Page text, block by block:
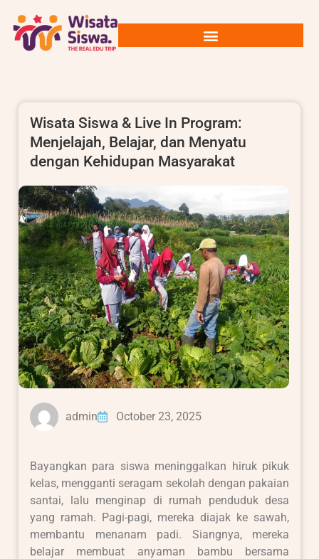
Wisata Siswa & Live In Program:
Menjelajah, Belajar, dan Menyatu
dengan Kehidupan Masyarakat
admin October 23, 2025
Bayangkan para siswa meninggalkan hiruk pikuk
kelas, mengganti seragam sekolah dengan pakaian
santai, lalu menginap di rumah penduduk desa
yang ramah. Pagi-pagi, mereka diajak ke sawah,
membantu menanam padi. Siangnya, mereka
belajar membuat anyaman bambu bersama